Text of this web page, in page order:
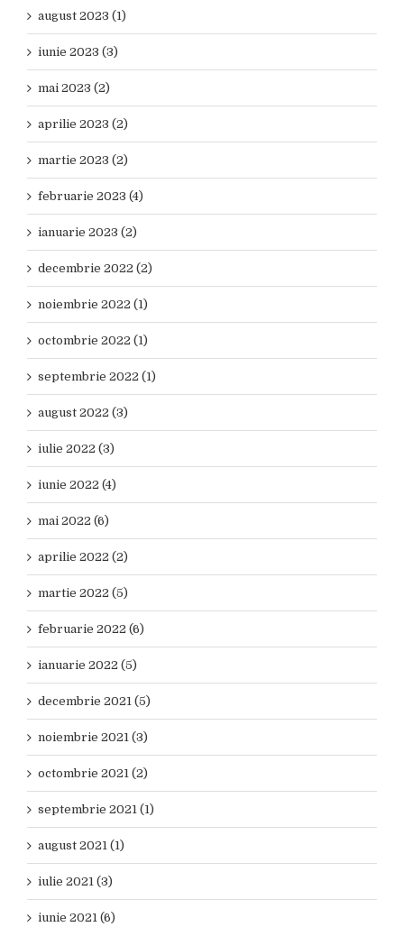
august 2023 (1)
iunie 2023 (3)
mai 2023 (2)
aprilie 2023 (2)
martie 2023 (2)
februarie 2023 (4)
ianuarie 2023 (2)
decembrie 2022 (2)
noiembrie 2022 (1)
octombrie 2022 (1)
septembrie 2022 (1)
august 2022 (3)
iulie 2022 (3)
iunie 2022 (4)
mai 2022 (6)
aprilie 2022 (2)
martie 2022 (5)
februarie 2022 (6)
ianuarie 2022 (5)
decembrie 2021 (5)
noiembrie 2021 (3)
octombrie 2021 (2)
septembrie 2021 (1)
august 2021 (1)
iulie 2021 (3)
iunie 2021 (6)